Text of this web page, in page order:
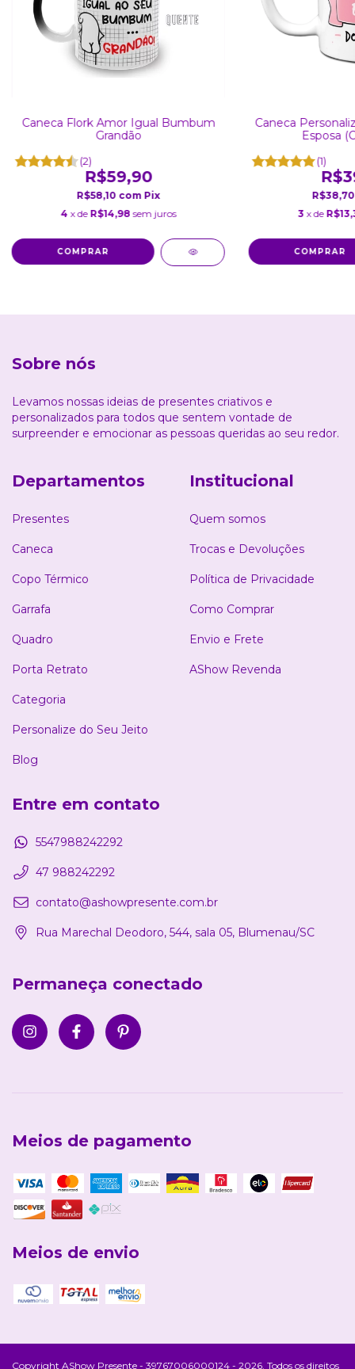
Caneca Flork Amor Igual Bumbum
Grandão
(2)
R$59,90
R$58,10 com Pix
4 x de R$14,98 sem juros
COMPRAR
Caneca
Esposa
(1)
3 x de
COMPRAR
Sobre nós
Levamos nossas ideias de presentes criativos e
personalizados para todos que sentem vontade de
surpreender e emocionar as pessoas queridas ao seu redor.
Departamentos
Presentes
Caneca
Copo Térmico
Garrafa
Quadro
Porta Retrato
Categoria
Personalize do Seu Jeito
Blog
Institucional
Quem somos
Trocas e Devoluções
Política de Privacidade
Como Comprar
Envio e Frete
AShow Revenda
Entre em contato
5547988242292
47 988242292
contato@ashowpresente.com.br
Rua Marechal Deodoro, 544, sala 05, Blumenau/SC
Permaneça conectado
Meios de pagamento
Meios de envio
Copyright AShow Presente - 39767006000124 - 2026. Todos os direitos